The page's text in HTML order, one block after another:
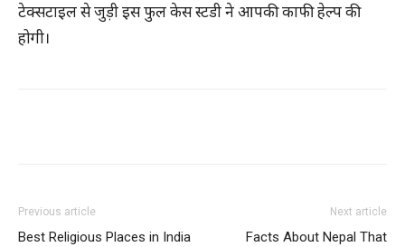
टेक्सटाइल से जुड़ी इस फुल केस स्टडी ने आपकी काफी हेल्प की
होगी।
Previous article
Best Religious Places in India
Next article
Facts About Nepal That